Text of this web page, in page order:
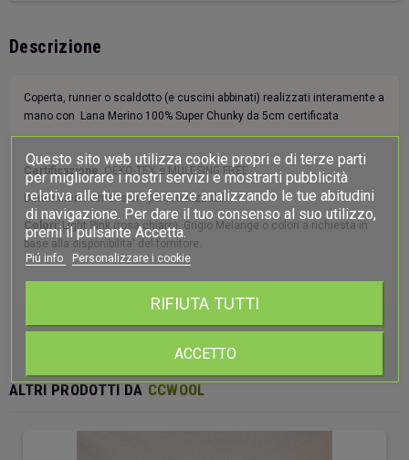
Descrizione
Coperta, runner o scaldotto (e cuscini abbinati) realizzati interamente a
mano con Lana Merino 100% Super Chunky da 5cm certificata
Certificazione: OEKO-TEX e MULESING FREE
Dimensioni:dimensioni personalizzabili
Colori:Light Pink (rosa chiaro), Grigio Melange o colori a richiesta in
base alla disponibilita' del fornitore.
ALTRI PRODOTTI DA CCWOOL
Questo sito web utilizza cookie propri e di terze parti
per migliorare i nostri servizi e mostrarti pubblicità
relativa alle tue preferenze analizzando le tue abitudini
di navigazione. Per dare il tuo consenso al suo utilizzo,
premi il pulsante Accetta.
Piú info Personalizzare i cookie
RIFIUTA TUTTI
ACCETTO